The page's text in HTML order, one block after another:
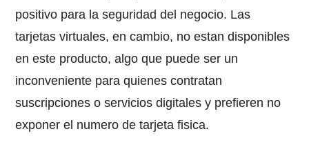
positivo para la seguridad del negocio. Las
tarjetas virtuales, en cambio, no estan disponibles
en este producto, algo que puede ser un
inconveniente para quienes contratan
suscripciones o servicios digitales y prefieren no
exponer el numero de tarjeta fisica.